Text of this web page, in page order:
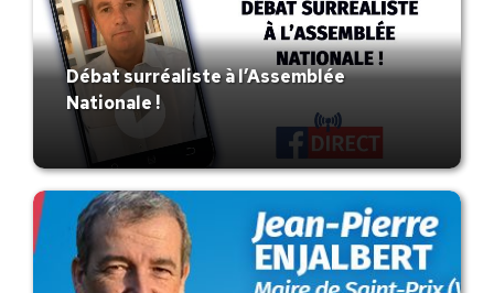
Débat surréaliste à l’Assemblée
Nationale !